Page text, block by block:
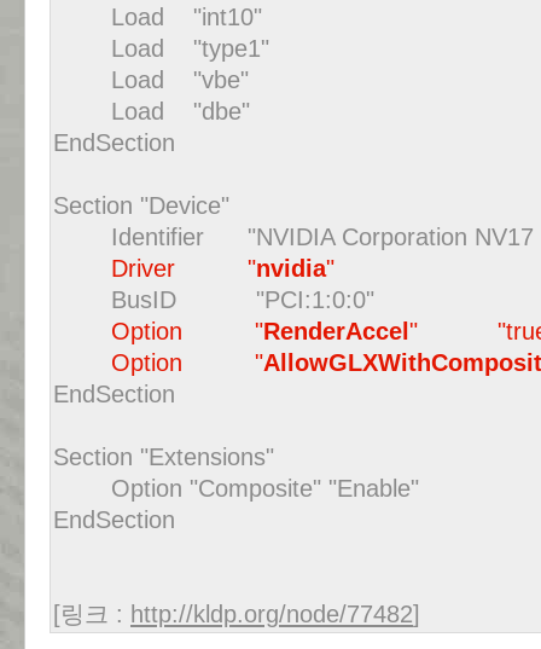
Load "int10"
Load "type1"
Load "vbe"
Load "dbe"
EndSection
Section "Device"
Identifier "NVIDIA Corporation NV17
Driver "nvidia"
BusID "PCI:1:0:0"
Option "RenderAccel "
Option "
EndSection
Section "Extensions"
Option "Composite" "Enable"
EndSection
[링크 : http://kldp.org/node/77482]